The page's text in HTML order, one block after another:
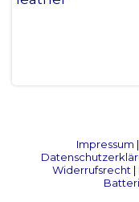
Impressum |
Widerrufsrecht |